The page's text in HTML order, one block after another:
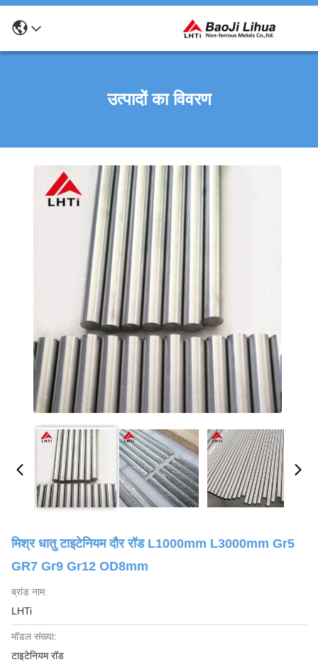
उत्पादों का विवरण
मिश्र धातु टाइटेनियम दौर रॉड L1000mm L3000mm Gr5
GR7 Gr9 Gr12 OD8mm
ब्रांड नाम:
LHTi
मॉडल संख्या:
टाइटेनियम रॉड